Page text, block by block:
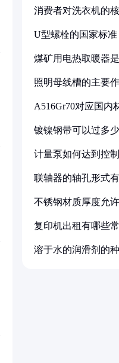
消费者对洗衣机的
U型螺栓的国家标准
煤矿用电热取暖器
照明母线槽的主要
A516Gr70对应国内
镀镍钢带可以过多
计量泵如何达到控
联轴器的轴孔形式
不锈钢材质厚度允
复印机出租有哪些
溶于水的润滑剂的